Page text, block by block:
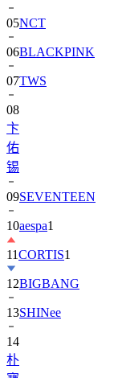
06BLACKPINK
07TWS
08
卞
佑
锡
09
10aespa1
11CORTIS
12BIGBANG
13SHINee
14
朴
寶
劍